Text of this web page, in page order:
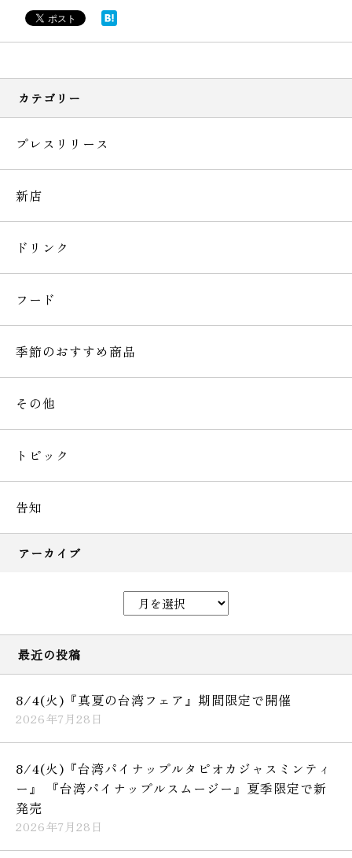
カテゴリー
プレスリリース
新店
ドリンク
フード
季節のおすすめ商品
その他
トピック
告知
アーカイブ
最近の投稿
8/4(火)『真夏の台湾フェア』期間限定で開催
2026年7月28日
8/4(火)『台湾パイナップルタピオカジャスミンティ
ー』 『台湾パイナップルスムージー』夏季限定で新
発売
2026年7月28日